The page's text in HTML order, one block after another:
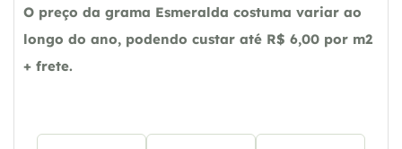
O preço da grama Esmeralda costuma variar ao
longo do ano, podendo custar até R$ 6,00 por m2
+ frete.